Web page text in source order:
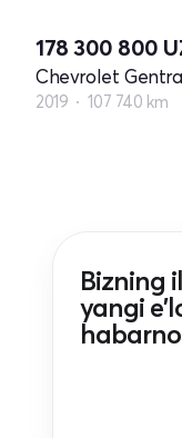
178 300 800
Chevrolet
2019 107 740 km
Bizning
yangi